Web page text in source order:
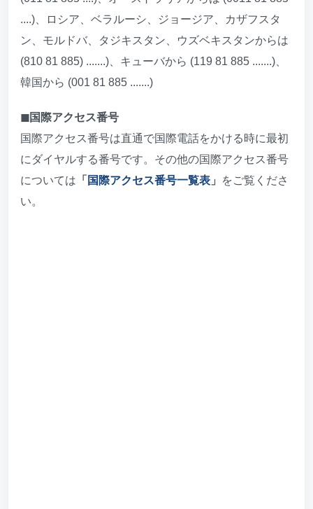
....)、ロシア、ベラルーシ、ジョージア、カザフスタ
ン、モルドバ、タジキスタン、ウズベキスタンからは
(810 81 885) .......)、キューバから (119 81 885 .......)、
韓国から (001 81 885 .......)
◼︎国際アクセス番号
国際アクセス番号は直通で国際電話をかける時に最初
にダイヤルする番号です。その他の国際アクセス番号
については 「 国際アクセス番号一覧表 」
をご覧くださ
い。